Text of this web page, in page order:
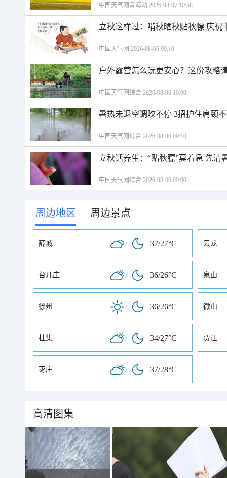
中国天气网青海站 2026-08-07 10:58
立秋这样过：啃秋晒秋贴秋膘 庆祝
中国天气网 2026-08-06 09:10
户外露营怎么玩更安心？这份攻略
中国天气网综合 2026-08-06 10:00
暑热未退空调吹不停 3招护住肩颈
中国天气网综合 2026-08-06 09:10
立秋话养生：“贴秋膘”莫着急 先清
中国天气网综合 2026-08-06 09:00
周边地区 | 周边景点
薛城 / 37/27°C 云龙
台儿庄 / 36/26°C 泉山
徐州 / 36/26°C 微山
杜集 / 34/27°C 贾汪
枣庄 / 37/28°C
高清图集